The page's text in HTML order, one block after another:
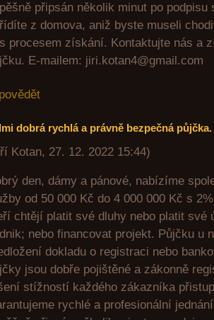
připsán několik minut po
z domova, aniž byste museli
procesem získání. Kontaktujte nás a
E-mailem: jiri.kotan4@gmail.com
dobrá rychlá a právně bezpečná půjčka.
Kotan, 27. 12. 2022 15:44)
den, dámy a pánové, nabízíme
od 50 000 Kč do 4 000 000 Kč s
chtějí platit své dluhy nebo platit své
nebo financovat projekt. Půjčku u
dokladu o registraci nebo
jsou dobře pojištěné a zákonně
stížností každého zákazníka
rychlé a profesionální